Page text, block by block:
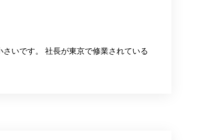
いです。 社長が東京で修業されている